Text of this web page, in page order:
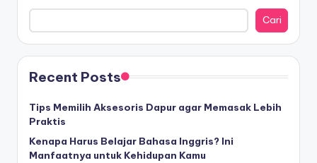
Cari
Recent Posts
Tips Memilih Aksesoris Dapur agar Memasak Lebih
Praktis
Kenapa Harus Belajar Bahasa Inggris? Ini
Manfaatnya untuk Kehidupan Kamu